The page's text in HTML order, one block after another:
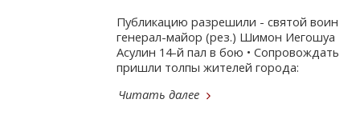
Публикацию разрешили - святой воин
генерал-майор (рез.) Шимон Иегошуа
Асулин 14-й пал в бою • Сопровождать
пришли толпы жителей города:
Читать далее